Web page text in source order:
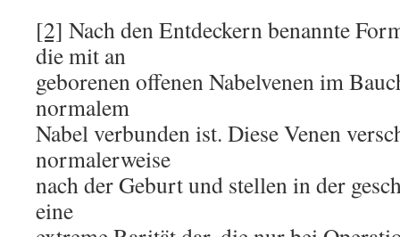
[2] Nach den Entdeckern benannte
die mit an
geborenen offenen Nabelvenen im
normalem
Nabel verbunden ist. Diese Venen
normalerweise
nach der Geburt und stellen in der
eine